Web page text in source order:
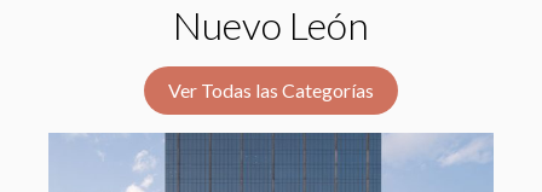
Nuevo León
Ver Todas las Categorías